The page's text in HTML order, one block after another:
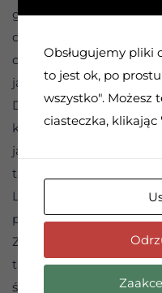
gromadząc bolesne
dostrzec lekcji, które się
obecna, ale
jakbyśmy nie umieli jej
Dziś możemy mieć
każdego z nas. Czasem
ją zobaczyć, i serce, aby
tak samo jak
Lekkość serca pomaga
perspektywy na to, co
Zdrowienie daje nam tę
trudne doświadczenia
świadomość, że w
Obsługujemy pliki
to jest ok, po
wszystko". Możesz
ciasteczka, klikając